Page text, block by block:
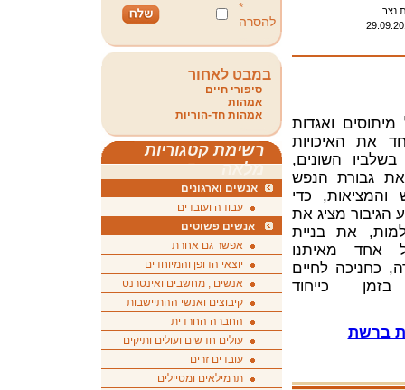
נצר
ואגדות
את האיכויות
השונים,
את גבורת הנפש
כדי
מציג את
את בניית
אחד מאיתנו
כחניכה לחיים
כייחוד
ברשת
*
להסרה
במבט לאחור
סיפורי חיים
אמהות
אמהות חד-הוריות
רשימת קטגוריות
מלאה
אנשים וארגונים
עבודה ועובדים
אנשים פשוטים
אפשר גם אחרת
יוצאי הדופן והמיוחדים
אנשים , מחשבים ואינטרנט
קיבוצים ואנשי ההתיישבות
החברה החרדית
עולים חדשים ועולים ותיקים
עובדים זרים
תרמילאים ומטיילים